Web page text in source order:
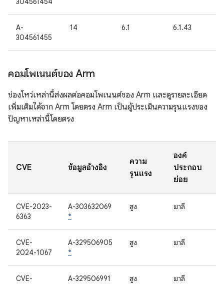
A-
304561455
14 6.1 6.1.43
คอมโพเนนต์ของ Arm
ช่องโหว่เหล่านี้ส่งผลต่อคอมโพเนนต์ของ Arm และดูรายละเอียด
เพิ่มเติมได้จาก Arm โดยตรง Arm เป็นผู้ประเมินความรุนแรงของ
ปัญหาเหล่านี้โดยตรง
CVE ข้อมูลอ้างอิง
ความ
รุนแรง
องค์
ประกอบ
ย่อย
CVE-2023-
6363
A-303632069
*
สูง มาลี
CVE-
2024-1067
A-329506905
*
สูง มาลี
CVE- A-329506991 สูง มาลี